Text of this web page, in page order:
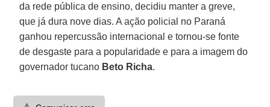
da rede pública de ensino, decidiu manter a greve,
que já dura nove dias. A ação policial no Paraná
ganhou repercussão internacional e tornou-se fonte
de desgaste para a popularidade e para a imagem do
governador tucano Beto Richa.